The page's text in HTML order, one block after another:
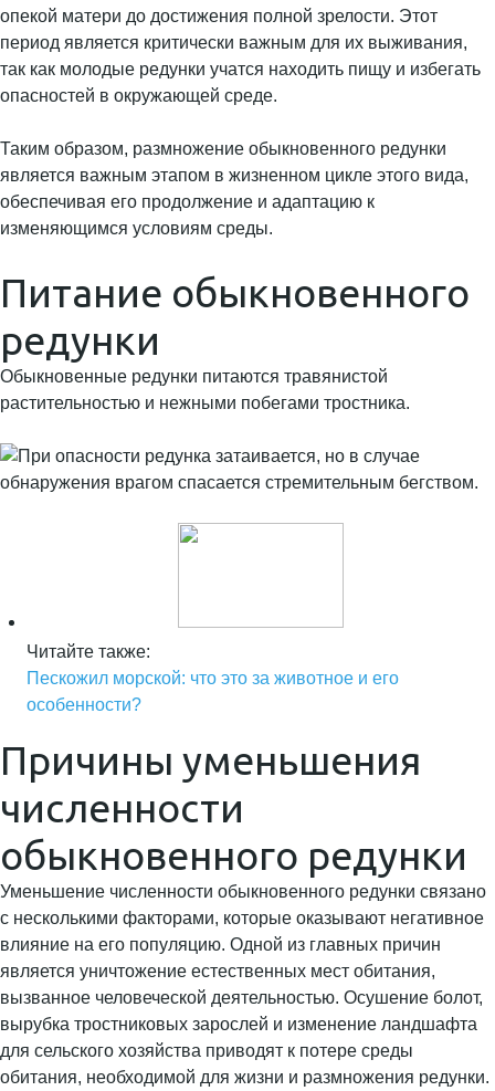
опекой матери до достижения полной зрелости. Этот
период является критически важным для их выживания,
так как молодые редунки учатся находить пищу и избегать
опасностей в окружающей среде.
Таким образом, размножение обыкновенного редунки
является важным этапом в жизненном цикле этого вида,
обеспечивая его продолжение и адаптацию к
изменяющимся условиям среды.
Питание обыкновенного
редунки
Обыкновенные редунки питаются травянистой
растительностью и нежными побегами тростника.
Читайте также:
Пескожил морской: что это за животное и его
особенности?
Причины уменьшения
численности
обыкновенного редунки
Уменьшение численности обыкновенного редунки связано
с несколькими факторами, которые оказывают негативное
влияние на его популяцию. Одной из главных причин
является уничтожение естественных мест обитания,
вызванное человеческой деятельностью. Осушение болот,
вырубка тростниковых зарослей и изменение ландшафта
для сельского хозяйства приводят к потере среды
обитания, необходимой для жизни и размножения редунки.